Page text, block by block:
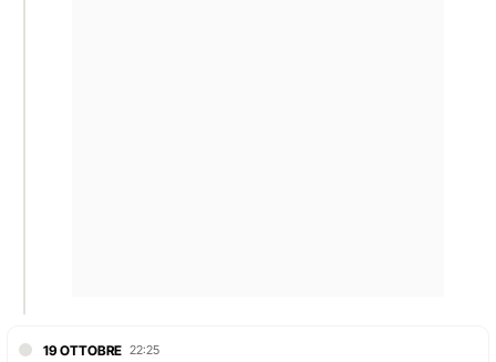
19 OTTOBRE 22:25